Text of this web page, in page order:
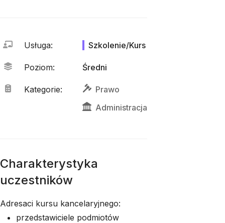
Usługa: Szkolenie/Kurs
Poziom: Średni
Kategorie:
Prawo
Administracja
Charakterystyka
uczestników
Adresaci kursu kancelaryjnego:
przedstawiciele podmiotów